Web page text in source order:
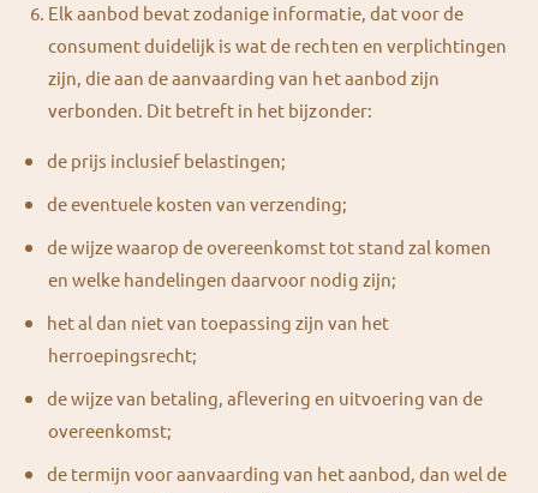
Elk aanbod bevat zodanige informatie, dat voor de
consument duidelijk is wat de rechten en verplichtingen
zijn, die aan de aanvaarding van het aanbod zijn
verbonden. Dit betreft in het bijzonder:
de prijs inclusief belastingen;
de eventuele kosten van verzending;
de wijze waarop de overeenkomst tot stand zal komen
en welke handelingen daarvoor nodig zijn;
het al dan niet van toepassing zijn van het
herroepingsrecht;
de wijze van betaling, aflevering en uitvoering van de
overeenkomst;
de termijn voor aanvaarding van het aanbod, dan wel de